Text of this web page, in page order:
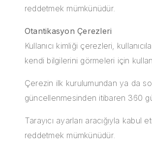
reddetmek mümkünüdür.
Otantikasyon Çerezleri
Kullanıcı kimliği çerezleri,
kendi bilgilerini görmeleri için
Çerezin ilk kurulumundan ya da
güncellenmesinden itibaren 360
Tarayıcı ayarları aracığıyla kabul
reddetmek mümkünüdür.